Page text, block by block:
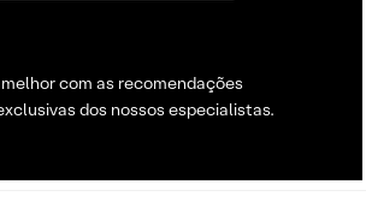
com as recomendações
dos nossos especialistas.